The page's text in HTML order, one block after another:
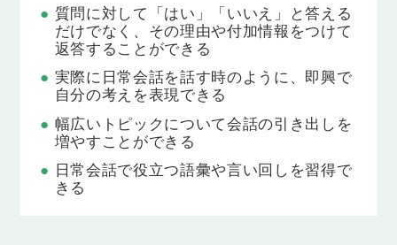
健康について話してみましょう。
Lesson 11
特別な日
特別な日について話してみましょう。
Lesson 12
目標
目標について話してみましょう。
質問に対して「はい」「いいえ」と答える
だけでなく、その理由や付加情報をつけて
返答することができる
実際に日常会話を話す時のように、即興で
自分の考えを表現できる
幅広いトピックについて会話の引き出しを
増やすことができる
日常会話で役立つ語彙や言い回しを習得で
きる